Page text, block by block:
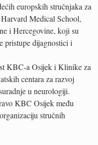
europskih stručnjaka za
Medical School,
i Hercegovine, koji su
pristupe dijagnostici i
KBC-a Osijek i Klinike za
centara za razvoj
u neurologiji.
KBC Osijek među
stručnih